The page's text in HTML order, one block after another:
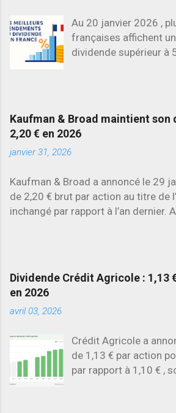
Au 20 janvier 2026 ,
françaises affichent
dividende supérieur à
évolutions les plus
d’environ 22 % en
Stellantis et Renault
chiffres.
Kaufman & Broad maintient son
2,20 € en 2026
janvier 31, 2026
Kaufman & Broad a annoncé le 29
de 2,20 € brut par action au titre de
inchangé par rapport à l’an dernier.
Dividende Crédit Agricole : 1,13
en 2026
avril 03, 2026
Crédit Agricole a
de 1,13 € par action
par rapport à 1,10 € ,